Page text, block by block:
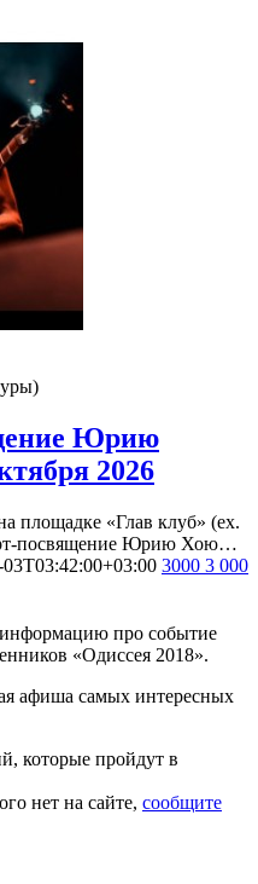
Юрию
2026
площадке «Глав клуб» (ex.
посвящение Юрию Хою…
03T03:42:00+03:00 3000 3 000
про событие
«Одиссея 2018».
афиша самых интересных
которые пройдут в
нет на сайте, сообщите